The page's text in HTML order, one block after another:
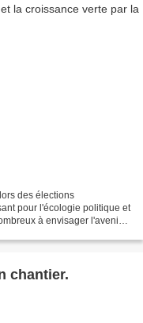
des élections
pour l'écologie politique et
à envisager l'avenir
chantier.